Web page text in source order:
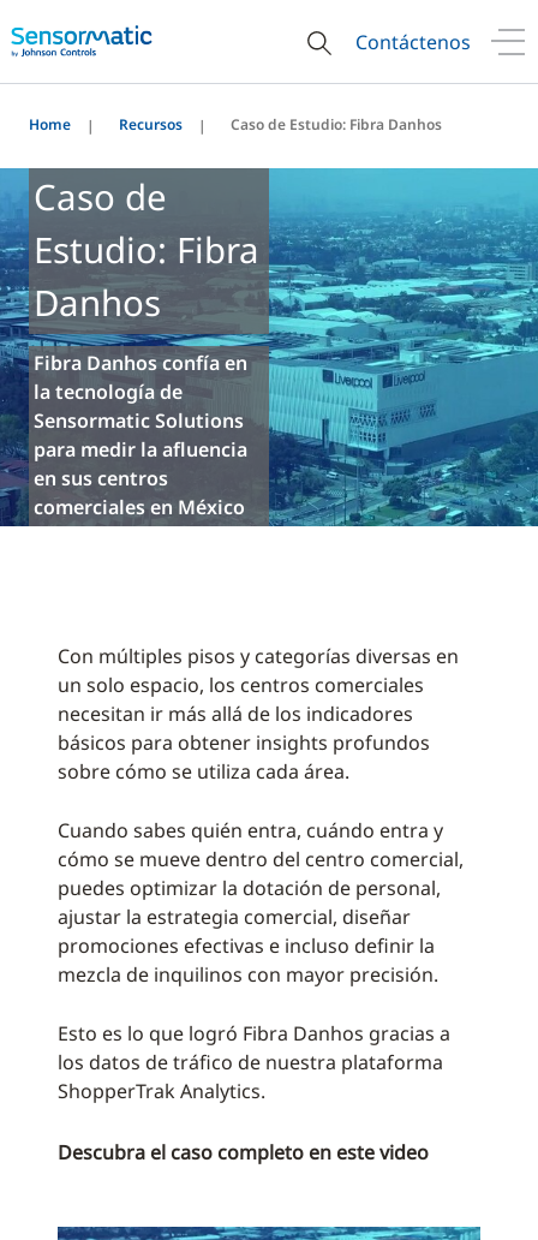
Contáctenos
Home Recursos Caso de Estudio: Fibra Danhos
Caso de
Estudio: Fibra
Danhos
Fibra Danhos confía en
la tecnología de
Sensormatic Solutions
para medir la afluencia
en sus centros
comerciales en México
Con múltiples pisos y categorías diversas en
un solo espacio, los centros comerciales
necesitan ir más allá de los indicadores
básicos para obtener insights profundos
sobre cómo se utiliza cada área.
Cuando sabes quién entra, cuándo entra y
cómo se mueve dentro del centro comercial,
puedes optimizar la dotación de personal,
ajustar la estrategia comercial, diseñar
promociones efectivas e incluso definir la
mezcla de inquilinos con mayor precisión.
Esto es lo que logró Fibra Danhos gracias a
los datos de tráfico de nuestra plataforma
ShopperTrak Analytics.
Descubra el caso completo en este video